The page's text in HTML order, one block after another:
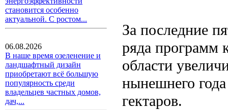
становится особенно
актуальной. С ростом...
06.08.2026
В наше время озеленение и
ландшафтный дизайн
приобретают всё большую
популярность среди
владельцев частных домов,
дач,...
За последние
ряда программ
области
нынешнего
гектаров.